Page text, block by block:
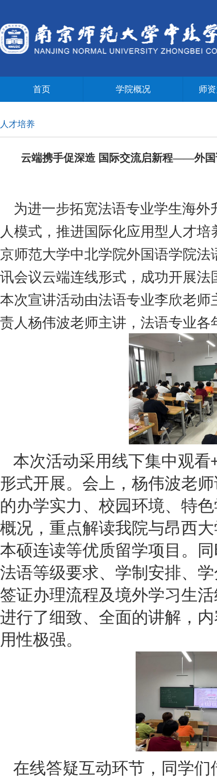
首页 学院概况 师
人才培养
云端携手促深造 国际交流启新程——外
为进一步拓宽法语专业学生海
人模式，推进国际化应用型人才培
京师范大学中北学院外国语学院法
讯会议云端连线形式，成功开展
本次宣讲活动由法语专业李欣老师
责人杨伟波老师主讲，法语专业各
本次活动采用线下集中观看
形式开展。会上， 杨伟波老师
的办学实力、校园环境、特
概况，重点解读我院与昂西
本硕连读等优质留学项目。
法语等级要求、学制安排、
签证办理流程及境外学习生
进行了细致、全面的讲解，
用性极强。
在线答疑互动环节，同学们